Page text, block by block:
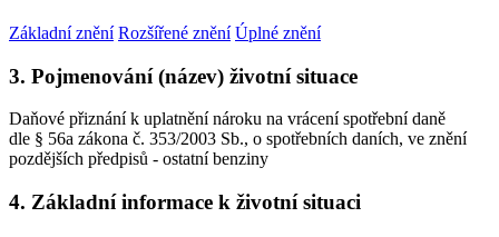
Základní znění Rozšířené znění Úplné znění
3. Pojmenování (název) životní situace
Daňové přiznání k uplatnění nároku na vrácení spotřební daně
dle § 56a zákona č. 353/2003 Sb., o spotřebních daních, ve znění
pozdějších předpisů - ostatní benziny
4. Základní informace k životní situaci